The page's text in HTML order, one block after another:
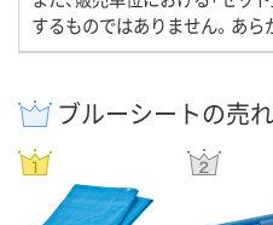
するものではありません。あら
ブルーシートの売